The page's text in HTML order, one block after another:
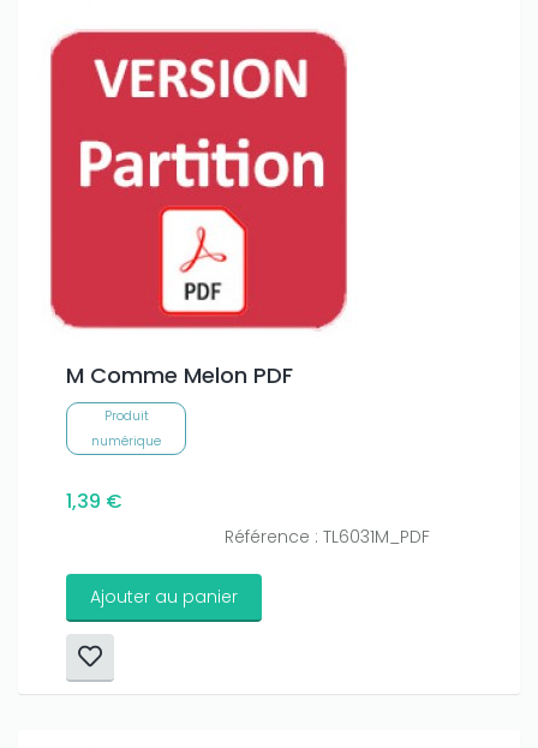
M Comme Melon PDF
Produit
numérique
1,39 €
Référence : TL6031M_PDF
Ajouter au panier